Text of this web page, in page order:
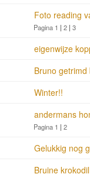
Foto reading
Pagina 1 | 2 | 3
eigenwijze
Bruno getrimd
Winter!!
andermans
Pagina 1 | 2
Gelukkig nog
Bruine